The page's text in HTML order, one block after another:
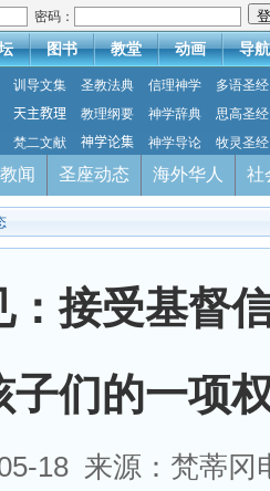
密码：
图书 教堂 动画 导航
训导文集 圣教法典 信理神学
多语圣经
天主教理
教理纲要 神学辞典
思高圣经
梵二文献
神学论集 神学导论 牧灵圣经
闻 圣座动态 海外华人 社
：接受基督
子们的一项
18 来源：梵蒂